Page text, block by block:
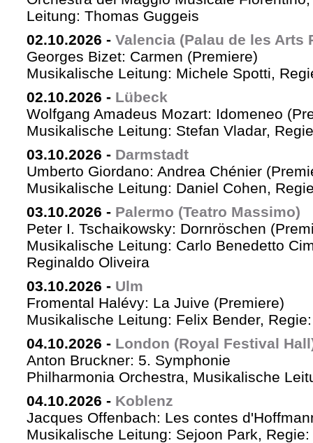
Leitung: Thomas Guggeis
02.10.2026 - Valencia (Palau de les Arts
Georges Bizet: Carmen (Premiere)
Musikalische Leitung: Michele Spotti,
02.10.2026 - Lübeck
Wolfgang Amadeus Mozart: Idomeneo
Musikalische Leitung: Stefan Vladar,
03.10.2026 - Darmstadt
Umberto Giordano: Andrea Chénier
Musikalische Leitung: Daniel Cohen,
03.10.2026 - Palermo (Teatro Massimo)
Peter I. Tschaikowsky: Dornröschen
Musikalische Leitung: Carlo Benedetto
Reginaldo Oliveira
03.10.2026 - Ulm
Fromental Halévy: La Juive (Premiere)
Musikalische Leitung: Felix Bender,
04.10.2026 - London (Royal Festival
Anton Bruckner: 5. Symphonie
Philharmonia Orchestra, Musikalische
04.10.2026 - Koblenz
Jacques Offenbach: Les contes
Musikalische Leitung: Sejoon Park,